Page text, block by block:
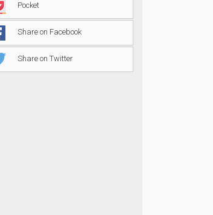
Pocket
Share on Facebook
Share on Twitter